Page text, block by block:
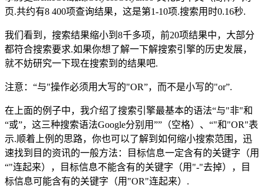
页.共约有8 400项查询结果，这是第1-10项.搜索用时0.16秒.
我们看到，搜索结果缩小到8千多项，前20项结果中，大部分
都符合搜索要求.如果你想了解一下解搜索引擎的历史发展，
就不妨研究一下现在搜索到的结果吧.
注意：“与"操作必须用大写的"OR”，而不是小写的"or”.
在上面的例子中，我介绍了搜索引擎最基本的语法“与"非"和
“或”，这三种搜索语法Google分别用””（空格）、“"和"OR"表
示.顺着上例的思路，你也可以了解到如何缩小搜索范围，迅
速找到目的资讯的一般方法：目标信息一定含有的关键字（用
“"连起来），目标信息不能含有的关键字（用"-"去掉），目
标信息可能含有的关键字（用"OR"连起来）.